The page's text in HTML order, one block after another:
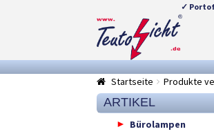
✓
Zur
Navigation
springen
Springe
zum
Startseite
Produkte
ARTIKEL
Bürolampen